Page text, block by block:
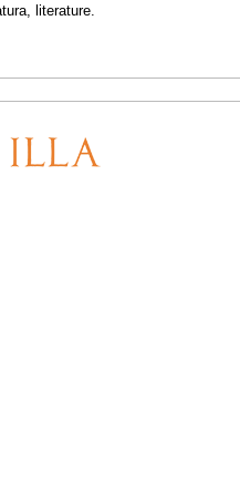
literature.